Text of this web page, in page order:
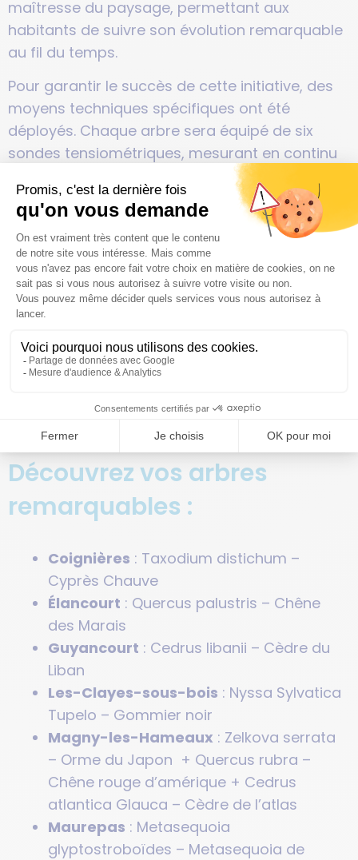
maîtresse du paysage, permettant aux
habitants de suivre son évolution remarquable
au fil du temps.
Pour garantir le succès de cette initiative, des
moyens techniques spécifiques ont été
déployés. Chaque arbre sera équipé de six
sondes tensiométriques, mesurant en continu
le taux d’humidité du sol. Ce suivi technique et
pointilleux sera maintenu pendant cinq ans,
assurant une surveillance continue et une
adaptation aux besoins évolutifs de chaque
arbre pour son bon ancrage.
En alliant la préservation de la biodiversité
locale, la sensibilisation visuelle des citoyens et
la mise en place de moyens techniques
avancés,SQY façonne un héritage végétal
envers un environnement florissant et
remarquable.
Découvrez vos arbres
remarquables :
Coignières : Taxodium distichum –
Cyprès Chauve
Élancourt : Quercus palustris – Chêne
des Marais
Guyancourt : Cedrus libanii – Cèdre du
Liban
Les-Clayes-sous-bois : Nyssa Sylvatica
Tupelo – Gommier noir
Magny-les-Hameaux : Zelkova serrata
– Orme du Japon + Quercus rubra –
Chêne rouge d’amérique + Cedrus
atlantica Glauca – Cèdre de l’atlas
Maurepas : Metasequoia
glyptostroboïdes – Metasequoia de